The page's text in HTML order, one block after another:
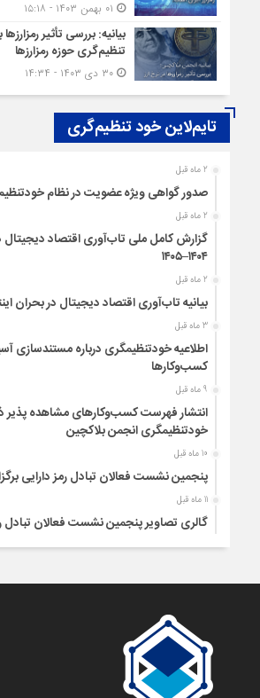
بیانیه: بررسی تأثیر
تنظیم‌گری حوزه رمزارزها
۳۰ دی ۱۴۰۳ - ۱۴:۳۴
تایم‌لاین خود تنظیم‌گری
2 ماه قبل
صدور گواهی ویژه عضویت در نظام
2 ماه قبل
گزارش کامل ملی تاب‌آوری اقتصاد دیجیتال
۱۴۰۴–۱۴۰۵
2 ماه قبل
بیانیه تاب‌آوری اقتصاد دیجیتال در بحران اینترنت
3 ماه قبل
اطلاعیه خودتنظیمگری درباره مستندسازی
کسب‌وکارها
9 ماه قبل
انتشار فهرست کسب‌وکارهای مشاهده پذیر
خودتنظیمگری انجمن بلاکچین
10 ماه قبل
پنجمین نشست فعالان تبادل رمز دارایی
11 ماه قبل
گالری تصاویر پنجمین نشست فعالان تبادل
شیوه نامه اطلاع رسانی عضویت کسب و
اطلاع رسانی عضویت در نظام خودتنظیمگری
1 سال قبل
بیانیه انجمن بلاکچین در دفاع از حقوق